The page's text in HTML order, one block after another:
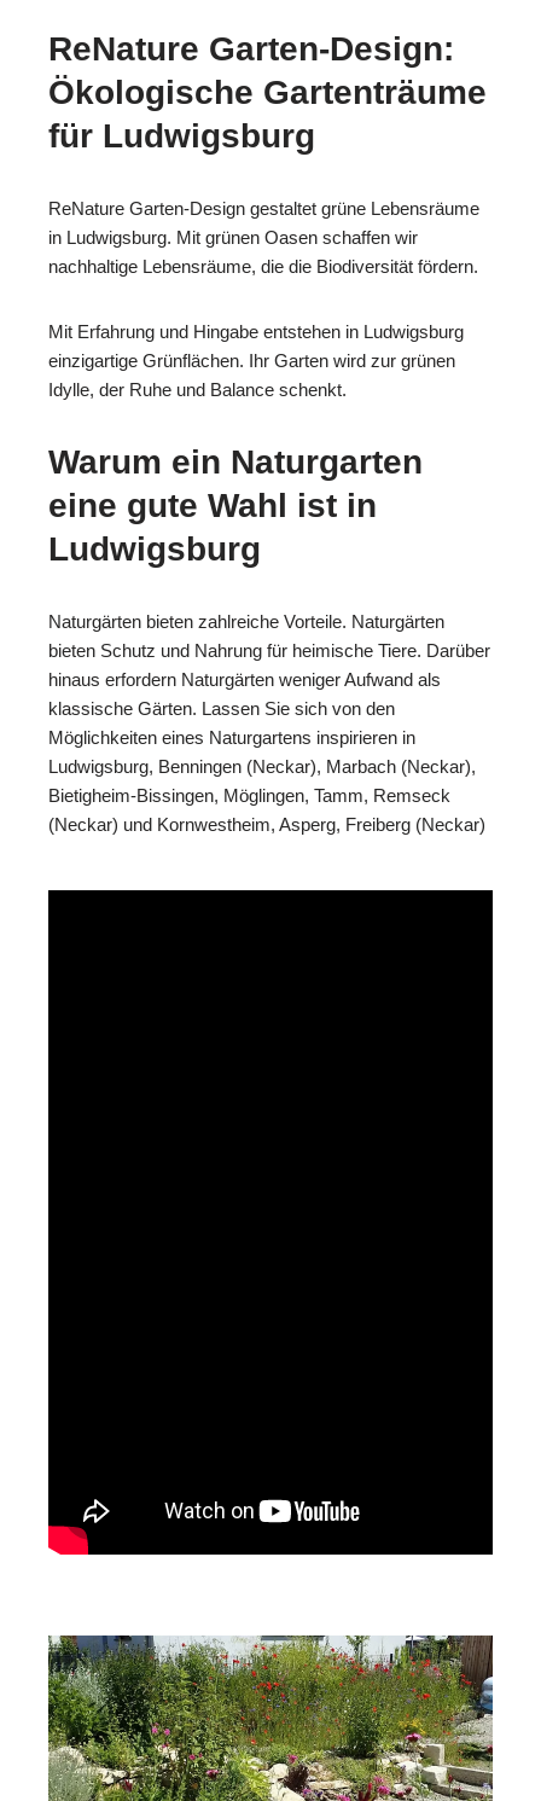
ReNature Garten-Design:
Ökologische Gartenträume
für Ludwigsburg
ReNature Garten-Design gestaltet grüne Lebensräume
in Ludwigsburg. Mit grünen Oasen schaffen wir
nachhaltige Lebensräume, die die Biodiversität fördern.
Mit Erfahrung und Hingabe entstehen in Ludwigsburg
einzigartige Grünflächen. Ihr Garten wird zur grünen
Idylle, der Ruhe und Balance schenkt.
Warum ein Naturgarten
eine gute Wahl ist in
Ludwigsburg
Naturgärten bieten zahlreiche Vorteile. Naturgärten
bieten Schutz und Nahrung für heimische Tiere. Darüber
hinaus erfordern Naturgärten weniger Aufwand als
klassische Gärten. Lassen Sie sich von den
Möglichkeiten eines Naturgartens inspirieren in
Ludwigsburg, Benningen (Neckar), Marbach (Neckar),
Bietigheim-Bissingen, Möglingen, Tamm, Remseck
(Neckar) und Kornwestheim, Asperg, Freiberg (Neckar)